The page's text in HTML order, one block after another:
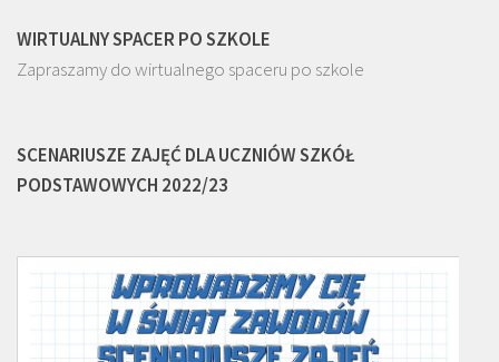
WIRTUALNY SPACER PO SZKOLE
Zapraszamy do wirtualnego spaceru po szkole
SCENARIUSZE ZAJĘĆ DLA UCZNIÓW SZKÓŁ
PODSTAWOWYCH 2022/23